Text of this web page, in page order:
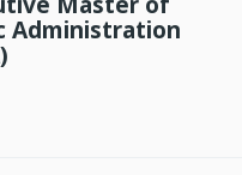
Administration